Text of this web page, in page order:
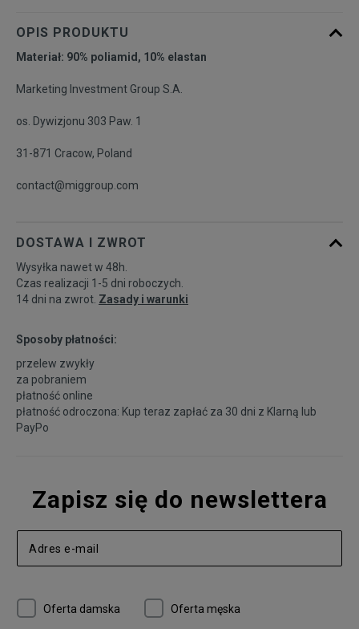
OPIS PRODUKTU
Materiał: 90% poliamid, 10% elastan
Marketing Investment Group S.A.
os. Dywizjonu 303 Paw. 1
31-871 Cracow, Poland
contact@miggroup.com
DOSTAWA I ZWROT
Wysyłka nawet w 48h.
Czas realizacji 1-5 dni roboczych.
14 dni na zwrot. Zasady i warunki
Sposoby płatności:
przelew zwykły
za pobraniem
płatność online
płatność odroczona: Kup teraz zapłać za 30 dni z Klarną lub
PayPo
Zapisz się do newslettera
Oferta damska Oferta męska